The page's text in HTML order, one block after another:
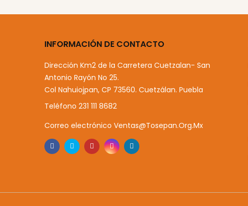
INFORMACIÓN DE CONTACTO
Dirección Km2 de la Carretera Cuetzalan- San
Antonio Rayón No 25.
Col Nahuiojpan, CP 73560. Cuetzálan. Puebla
Teléfono 231 111 8682
Correo electrónico Ventas@tosepan.org.mx